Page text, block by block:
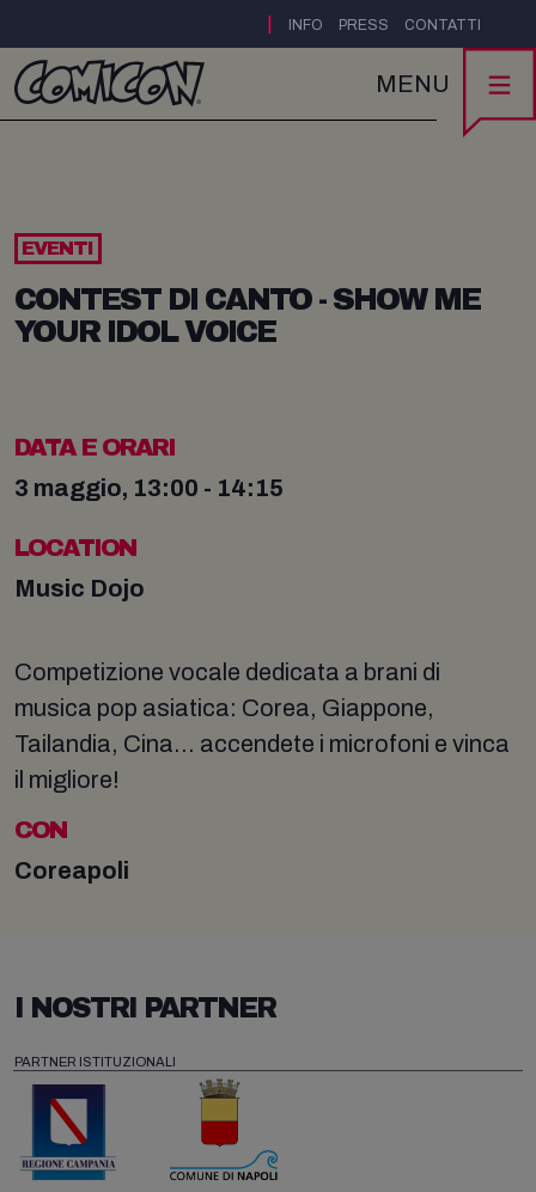
INFO PRESS CONTATTI
MENU
EVENTI
CONTEST DI CANTO - SHOW ME
YOUR IDOL VOICE
DATA E ORARI
3 maggio, 13:00 - 14:15
LOCATION
Music Dojo
Competizione vocale dedicata a brani di
musica pop asiatica: Corea, Giappone,
Tailandia, Cina... accendete i microfoni e vinca
il migliore!
CON
Coreapoli
I NOSTRI PARTNER
PARTNER ISTITUZIONALI